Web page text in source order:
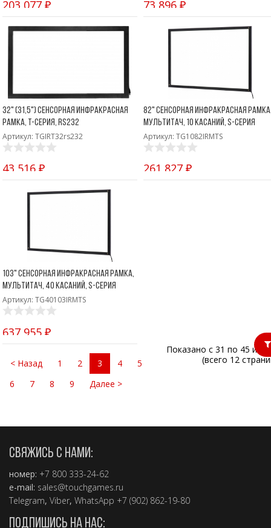
203 077 ₽ 73 896 ₽
32" (31,5") Сенсорная инфракрасная
рамка, T-серия, RS232
Артикул: TGIRT32rs232
43 516 ₽
82" Сенсорная инфракрасная
мультитач, 10 касаний, S-серия
Артикул: TG1082IRMTS
261 827 ₽
103" Сенсорная инфракрасная рамка,
мультитач, 40 касаний, S-серия
Артикул: TG40103IRMTS
637 955 ₽
< Назад 1 2 3 4
5
6
7 8 9 Далее >
Показано с 31 по 45 из
(всего 12
СВЯЖИСЬ С НАМИ:
номер: +7 800 333-24-62
e-mail: sales@touchgames.ru
Telegram, Viber, WhatsApp +7 (902) 862-19-80
ПОДПИШИСЬ НА НАС: